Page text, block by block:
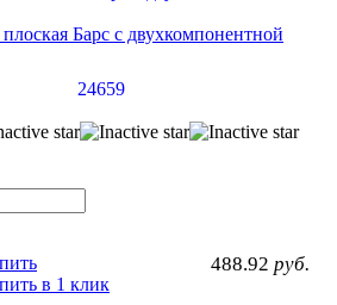
Барс с двухкомпонентной
24659
488.92 руб.
в 1 клик